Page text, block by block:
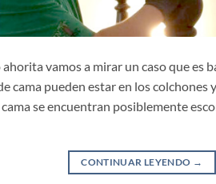
vamos a mirar un caso que es
cama pueden estar en los colchones
se encuentran posiblemente
CONTINUAR LEYENDO →